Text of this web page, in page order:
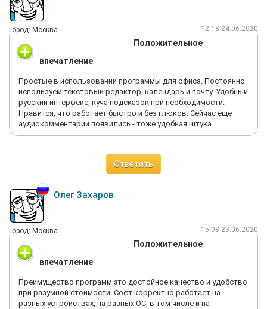
Город: Москва 12:18 24.06.2020
Положительное
впечатление
Простые в использовании программы для офиса. Постоянно
используем текстовый редактор, календарь и почту. Удобный
русский интерфейс, куча подсказок при необходимости.
Нравится, что работает быстро и без глюков. Сейчас еще
аудиокомментарии появились - тоже удобная штука.
Ответить
Олег Захаров
Город: Москва 15:08 23.06.2020
Положительное
впечатление
Преимущество программ это достойное качество и удобство
при разумной стоимости. Софт корректно работает на
разных устройствах, на разных ОС, в том числе и на